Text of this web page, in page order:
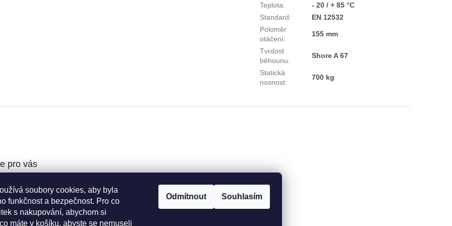
soubory cookies, aby byla
funkčnost a bezpečnost. Pro co
s nakupování, abychom si
máte v košíku, abyste se nemuseli
Odmítnout Souhlasím
Teplota:
- 20 / + 85 °C
Standard:
EN 12532
Poloměr
otáčení:
155 mm
Tvrdost
běhounu:
Shore A 67
Statická
nosnost:
700 kg
pro vás
osobních